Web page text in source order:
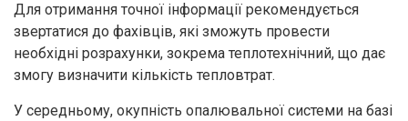
Для отримання точної інформації рекомендується
звертатися до фахівців, які зможуть провести
необхідні розрахунки, зокрема теплотехнічний, що дає
змогу визначити кількість тепловтрат.
У середньому, окупність опалювальної системи на базі
Залишайте заявку
Ми зв’яжемося з вами найближчим часом.